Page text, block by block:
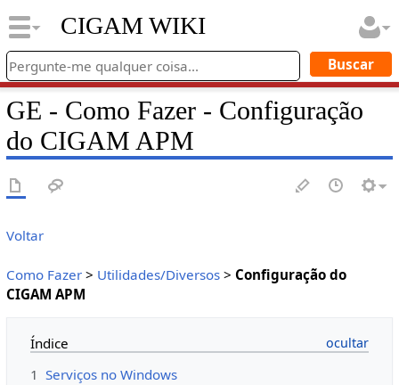
CIGAM WIKI
GE - Como Fazer - Configuração
do CIGAM APM
Voltar
Como Fazer> Utilidades/Diversos> Configuração do
CIGAM APM
Índice
1 Serviços no Windows